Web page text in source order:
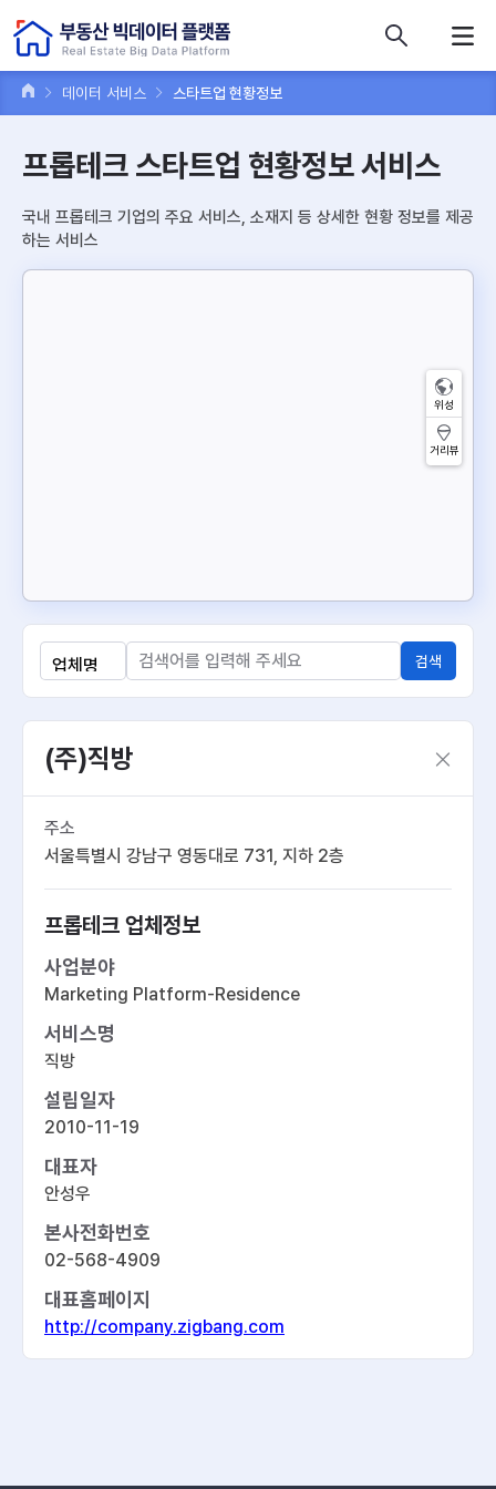
데이터 서비스 스타트업 현황정보
프롭테크 스타트업 현황정보 서비스
국내 프롭테크 기업의 주요 서비스, 소재지 등 상세한 현황 정보를 제공
하는 서비스
위성
거리뷰
검색
(주)직방
주소
서울특별시 강남구 영동대로 731, 지하 2층
프롭테크 업체정보
사업분야
Marketing Platform-Residence
서비스명
직방
설립일자
2010-11-19
대표자
안성우
본사전화번호
02-568-4909
대표홈페이지
http://company.zigbang.com